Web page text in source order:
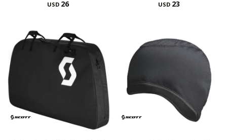
USD 26 USD 23